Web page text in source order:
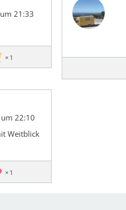
21:33
1
22:10
Weitblick
1